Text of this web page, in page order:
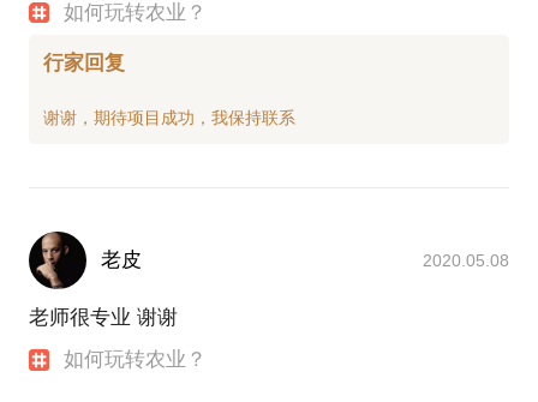
如何玩转农业？
行家回复
老皮 2020.05.08
老师很专业 谢谢
如何玩转农业？